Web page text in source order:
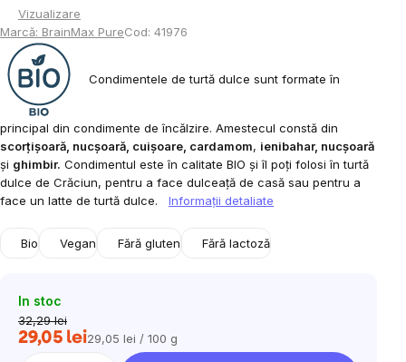
Vizualizare
Marcă: BrainMax PureCod: 41976
Condimentele de turtă dulce sunt formate în
principal din condimente de încălzire. Amestecul constă din
scorțișoară, nucșoară, cuișoare, cardamom, ienibahar, nucșoară
și ghimbir. Condimentul este în calitate BIO și îl poți folosi în turtă
dulce de Crăciun, pentru a face dulceață de casă sau pentru a
face un latte de turtă dulce.
Informaţii detaliate
Bio Vegan Fără gluten Fără lactoză
In stoc
32,29 lei
29,05 leiEvaluare
29,05 lei / 100 g